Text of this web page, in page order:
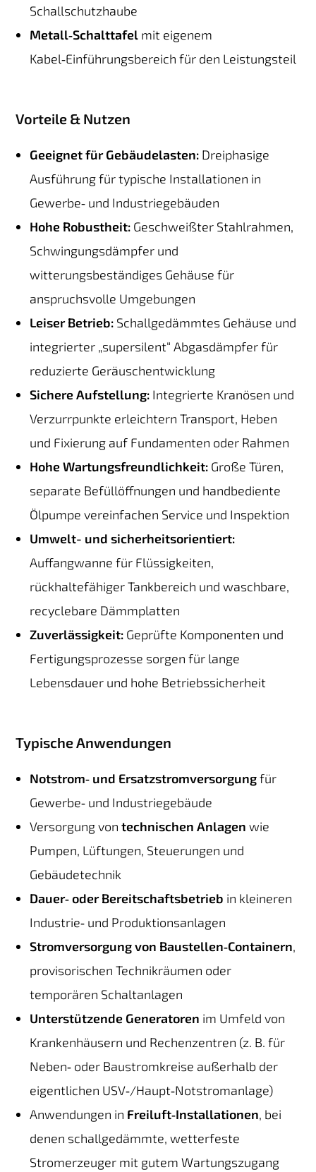
Schallschutzhaube
Metall‑Schalttafel mit eigenem
Kabel‑Einführungsbereich für den Leistungsteil
Vorteile & Nutzen
Geeignet für Gebäudelasten: Dreiphasige
Ausführung für typische Installationen in
Gewerbe‑ und Industriegebäuden
Hohe Robustheit: Geschweißter Stahlrahmen,
Schwingungsdämpfer und
witterungsbeständiges Gehäuse für
anspruchsvolle Umgebungen
Leiser Betrieb: Schallgedämmtes Gehäuse und
integrierter „supersilent“ Abgasdämpfer für
reduzierte Geräuschentwicklung
Sichere Aufstellung: Integrierte Kranösen und
Verzurrpunkte erleichtern Transport, Heben
und Fixierung auf Fundamenten oder Rahmen
Hohe Wartungsfreundlichkeit: Große Türen,
separate Befüllöffnungen und handbediente
Ölpumpe vereinfachen Service und Inspektion
Umwelt- und sicherheitsorientiert:
Auffangwanne für Flüssigkeiten,
rückhaltefähiger Tankbereich und waschbare,
recyclebare Dämmplatten
Zuverlässigkeit: Geprüfte Komponenten und
Fertigungsprozesse sorgen für lange
Lebensdauer und hohe Betriebssicherheit
Typische Anwendungen
Notstrom‑ und Ersatzstromversorgungfür
Gewerbe‑ und Industriegebäude
Versorgung vontechnischen Anlagen wie
Pumpen, Lüftungen, Steuerungen und
Gebäudetechnik
Dauer‑ oder Bereitschaftsbetrieb in kleineren
Industrie‑ und Produktionsanlagen
Stromversorgung von Baustellen‑Containern,
provisorischen Technikräumen oder
temporären Schaltanlagen
Unterstützende Generatoren im Umfeld von
Krankenhäusern und Rechenzentren (z. B. für
Neben‑ oder Baustromkreise außerhalb der
eigentlichen USV‑/Haupt‑Notstromanlage)
Anwendungen in Freiluft‑Installationen, bei
denen schallgedämmte, wetterfeste
Stromerzeuger mit gutem Wartungszugang